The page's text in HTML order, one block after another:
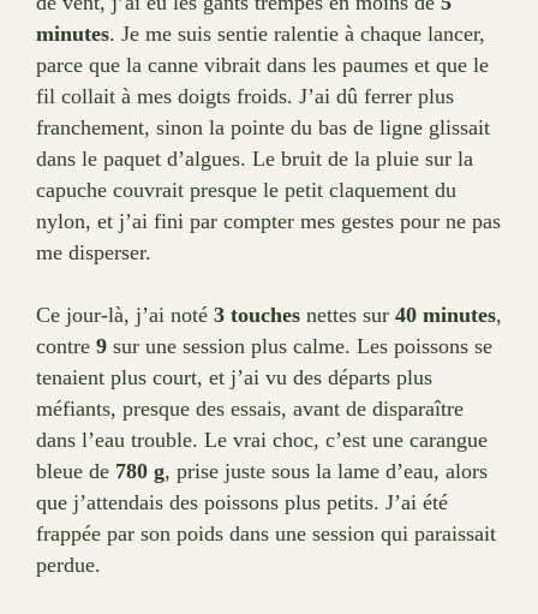
minutes. Je me suis sentie ralentie à chaque lancer,
parce que la canne vibrait dans les paumes et que le
fil collait à mes doigts froids. J’ai dû ferrer plus
franchement, sinon la pointe du bas de ligne glissait
dans le paquet d’algues. Le bruit de la pluie sur la
capuche couvrait presque le petit claquement du
nylon, et j’ai fini par compter mes gestes pour ne pas
me disperser.
Ce jour-là, j’ai noté 3 touches nettes sur 40 minutes,
contre 9 sur une session plus calme. Les poissons se
tenaient plus court, et j’ai vu des départs plus
méfiants, presque des essais, avant de disparaître
dans l’eau trouble. Le vrai choc, c’est une carangue
bleue de 780 g, prise juste sous la lame d’eau, alors
que j’attendais des poissons plus petits. J’ai été
frappée par son poids dans une session qui paraissait
perdue.